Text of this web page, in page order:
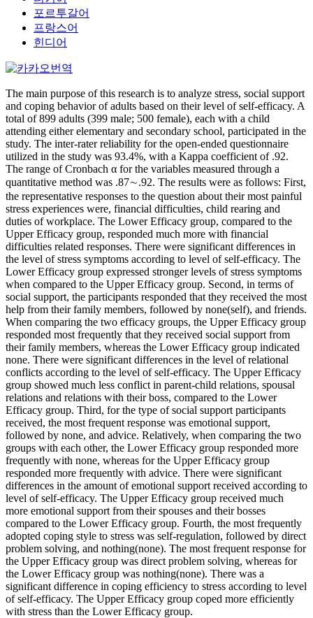
포르투갈어
프랑스어
힌디어
The main purpose of this research is to analyze stress, social support
and coping behavior of adults based on their level of self-efficacy. A
total of 899 adults (399 male; 500 female), each with a child
attending either elementary and secondary school, participated in the
study. The inter-rater reliability for the open-ended questionnaire
utilized in the study was 93.4%, with a Kappa coefficient of .92.
The range of Cronbach α for the variables measured through a
quantitative method was .87∼.92. The results were as follows: First,
the representative responses to the question about their most painful
stress experiences were, financial difficulties, child rearing and
duties of workplace. The Lower Efficacy group, compared to the
Upper Efficacy group, responded much more with financial
difficulties related responses. There were significant differences in
the level of stress symptoms according to level of self-efficacy. The
Lower Efficacy group expressed stronger levels of stress symptoms
when compared to the Upper Efficacy group. Second, in terms of
social support, the participants responded that they received the most
help from their family members, followed by none(self), and friends.
When comparing the two efficacy groups, the Upper Efficacy group
responded most frequently that they received social support from
their family members, whereas the Lower Efficacy group indicated
none. There were significant differences in the level of relational
conflicts according to the level of self-efficacy. The Upper Efficacy
group showed much less conflict in parent-child relations, spousal
relations and relations with their boss, compared to the Lower
Efficacy group. Third, for the type of social support participants
received, the most frequent response was emotional support,
followed by none, and advice. Relatively, when comparing the two
groups with each other, the Lower Efficacy group responded more
frequently with none, whereas for the Upper Efficacy group
responded more frequently with advice. There were significant
differences in the amount of emotional support received according to
level of self-efficacy. The Upper Efficacy group received much
more emotional support from their spouses and their bosses
compared to the Lower Efficacy group. Fourth, the most frequently
adopted coping style to stress was self-regulation, followed by direct
problem solving, and nothing(none). The most frequent response for
the Upper Efficacy group was direct problem solving, whereas for
the Lower Efficacy group was nothing(none). There was a
significant difference in coping efficiency to stress according to level
of self-efficacy. The Upper Efficacy group coped more efficiently
with stress than the Lower Efficacy group.